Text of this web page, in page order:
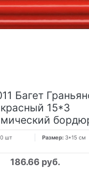
Багет
красный 15*3
шт Размер: 3*15 см
186.66 руб.